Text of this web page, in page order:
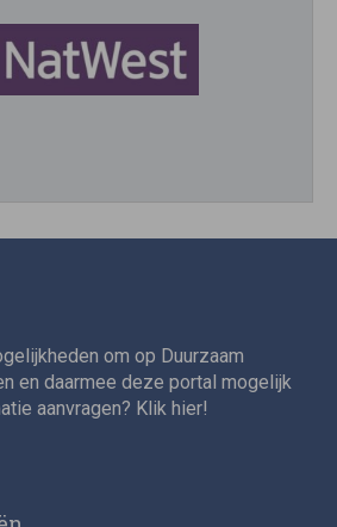
om op Duurzaam
en daarmee deze portal mogelijk
aanvragen? Klik hier!